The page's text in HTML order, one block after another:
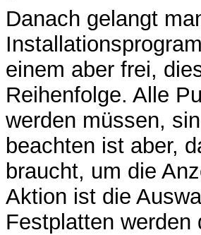
Danach gelangt
einem aber frei,
Reihenfolge. Alle
werden müssen,
beachten ist aber,
braucht, um die
Aktion ist die
Festplatten